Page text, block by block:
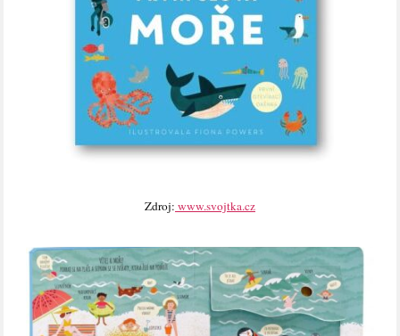
Zdroj: www.svojtka.cz